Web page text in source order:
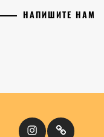
НАПИШИТЕ НАМ
InstagramКіномандри